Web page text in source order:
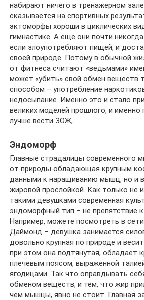
набирают ничего в тренажерном
сказывается на спортивных
эктоморфы хороши в циклических
гимнастике. А еще они почти
если злоупотребляют пищей, и
своей природе. Потому в обычной
от фитнеса считают «ведьмами»
может «убить» свой обмен веществ
способом – употребление
недосыпание. Именно это и стало
великих моделей прошлого, и
лучше вести ЗОЖ,
Эндоморф
Главные страдалицы современного
от природы обладающая крупным
данными к наращиванию мышц, но и
жировой прослойкой. Как только не
такими девушками современная
эндоморфный тип – не препятствие к
Например, можете посмотреть в
Даймонд – девушка занимается
довольно крупная по природе и
при этом она подтянутая, обладает
плечевым поясом, выраженной
ягодицами. Так что оправдывать
обменом веществ, и тем, что жир
чем мышцы, явно не стоит. Главная